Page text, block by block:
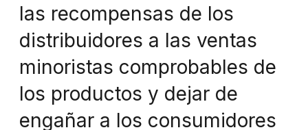
las recompensas de los
distribuidores a las ventas
minoristas comprobables de
los productos y dejar de
engañar a los consumidores